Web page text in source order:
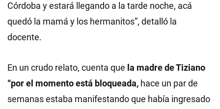
Córdoba y estará llegando a la tarde noche, acá
quedó la mamá y los hermanitos”, detalló la
docente.
En un crudo relato, cuenta que la madre de Tiziano
“por el momento está bloqueada, hace un par de
semanas estaba manifestando que había ingresado